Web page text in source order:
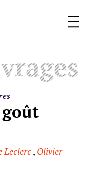
Menu
Leclerc, Olivier